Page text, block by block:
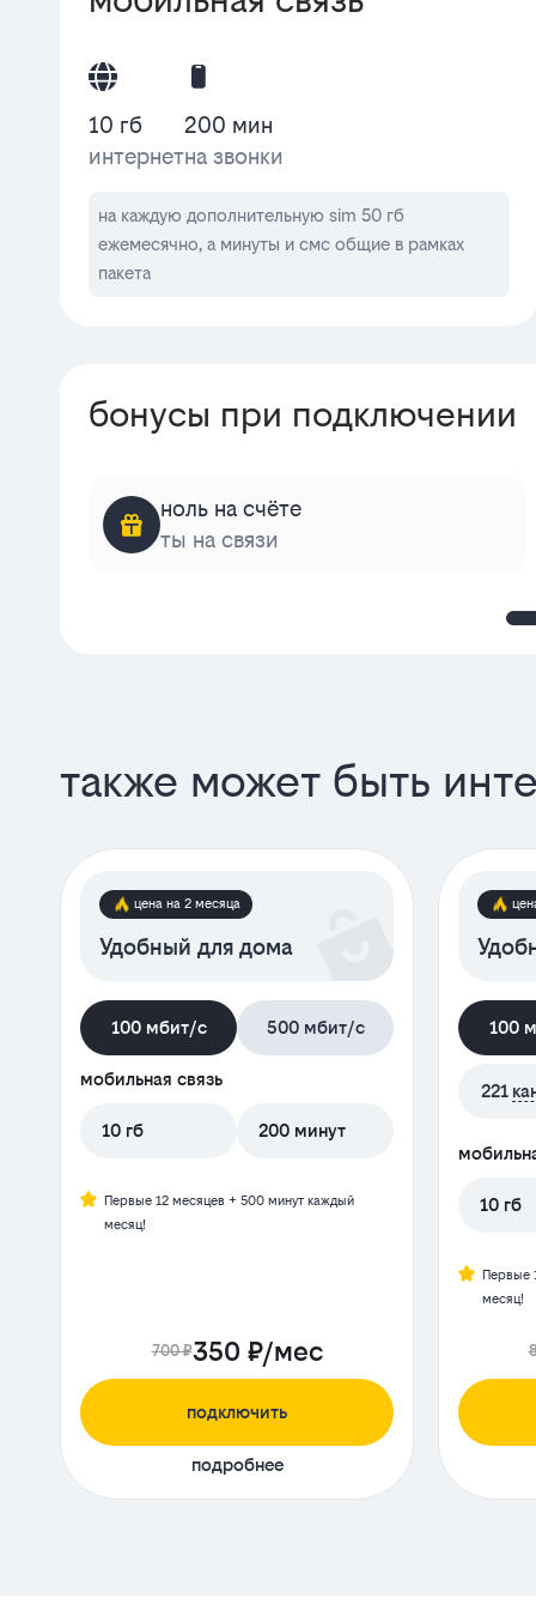
10 гб
интернет
200 мин
на звонки
на каждую дополнительную sim 50 гб
ежемесячно, а минуты и смс общие в рамках
пакета
бонусы при подключении
ноль на счёте
ты на связи
также может быть
цена на 2 месяца
Удобный для дома
100 мбит/с 500 мбит/с
мобильная связь
10 гб 200 минут
Первые 12 месяцев + 500 минут каждый
месяц!
700 ₽350 ₽/мес
подключить
подробнее
100
221
10 гб
Первые
месяц!